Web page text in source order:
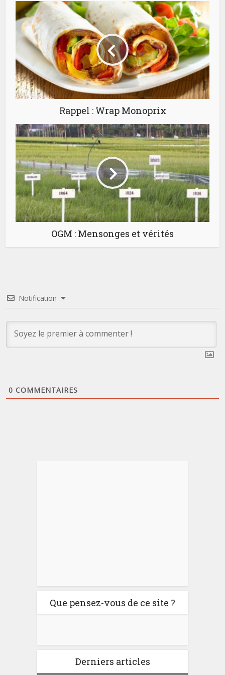
Rappel : Wrap Monoprix
OGM : Mensonges et vérités
Notification
0 COMMENTAIRES
Que pensez-vous de ce site ?
Derniers articles